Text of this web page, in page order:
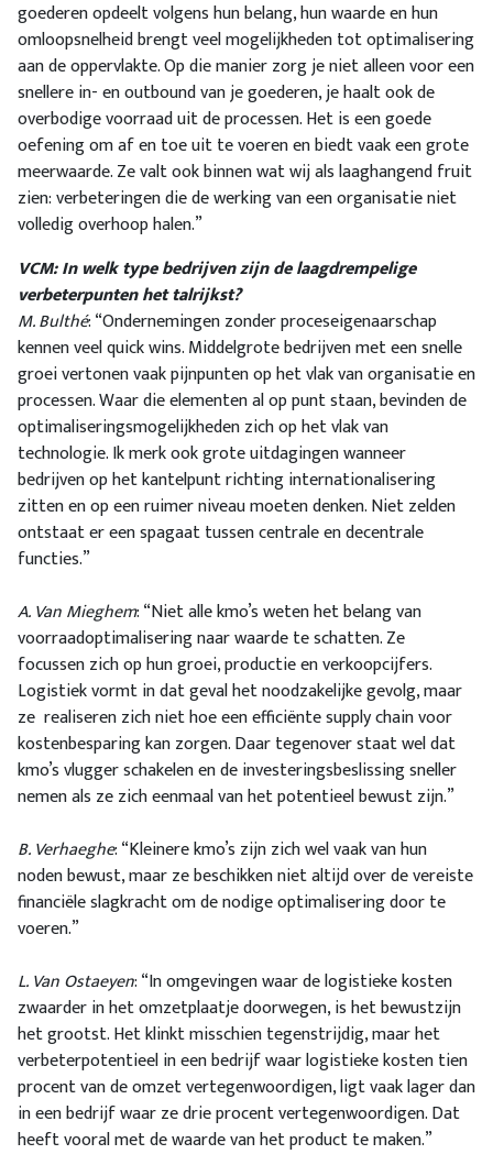
goederen opdeelt volgens hun belang, hun waarde en hun
omloopsnelheid brengt veel mogelijkheden tot optimalisering
aan de oppervlakte. Op die manier zorg je niet alleen voor een
snellere in- en outbound van je goederen, je haalt ook de
overbodige voorraad uit de processen. Het is een goede
oefening om af en toe uit te voeren en biedt vaak een grote
meerwaarde. Ze valt ook binnen wat wij als laaghangend fruit
zien: verbeteringen die de werking van een organisatie niet
volledig overhoop halen.”
VCM: In welk type bedrijven zijn de laagdrempelige
verbeterpunten het talrijkst?
M. Bulthé: “Ondernemingen zonder proceseigenaarschap
kennen veel quick wins. Middelgrote bedrijven met een snelle
groei vertonen vaak pijnpunten op het vlak van organisatie en
processen. Waar die elementen al op punt staan, bevinden de
optimaliseringsmogelijkheden zich op het vlak van
technologie. Ik merk ook grote uitdagingen wanneer
bedrijven op het kantelpunt richting internationalisering
zitten en op een ruimer niveau moeten denken. Niet zelden
ontstaat er een spagaat tussen centrale en decentrale
functies.”
A. Van Mieghem: “Niet alle kmo’s weten het belang van
voorraadoptimalisering naar waarde te schatten. Ze
focussen zich op hun groei, productie en verkoopcijfers.
Logistiek vormt in dat geval het noodzakelijke gevolg, maar
ze realiseren zich niet hoe een efficiënte supply chain voor
kostenbesparing kan zorgen. Daar tegenover staat wel dat
kmo’s vlugger schakelen en de investeringsbeslissing sneller
nemen als ze zich eenmaal van het potentieel bewust zijn.”
B. Verhaeghe: “Kleinere kmo’s zijn zich wel vaak van hun
noden bewust, maar ze beschikken niet altijd over de vereiste
financiële slagkracht om de nodige optimalisering door te
voeren.”
L. Van Ostaeyen: “In omgevingen waar de logistieke kosten
zwaarder in het omzetplaatje doorwegen, is het bewustzijn
het grootst. Het klinkt misschien tegenstrijdig, maar het
verbeterpotentieel in een bedrijf waar logistieke kosten tien
procent van de omzet vertegenwoordigen, ligt vaak lager dan
in een bedrijf waar ze drie procent vertegenwoordigen. Dat
heeft vooral met de waarde van het product te maken.”